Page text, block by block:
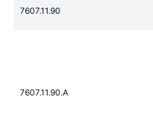
7607.11.90
7607.11.90.A